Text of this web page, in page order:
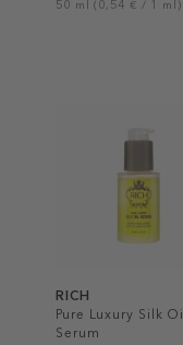
50 ml (0,54 € / 1 ml)
RICH
Pure Luxury Silk Oil
Serum